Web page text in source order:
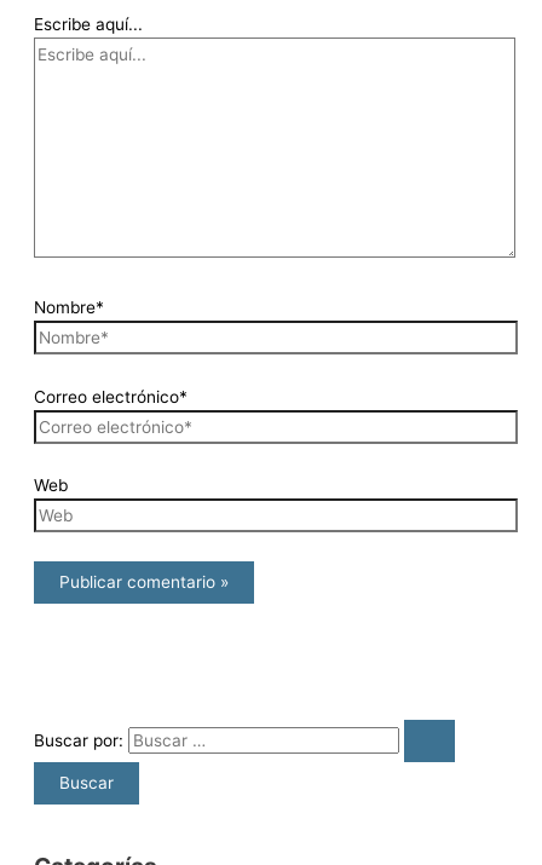
Escribe aquí...
Nombre*
Correo electrónico*
Web
Buscar por: